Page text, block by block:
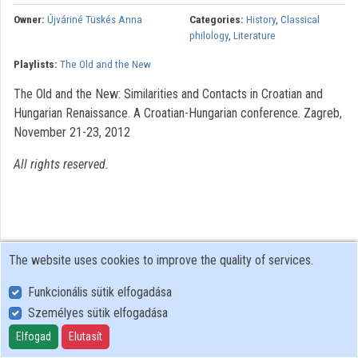
Contributors
Owner: Újváriné Tüskés Anna Categories: History, Classical
philology, Literature
Playlists: The Old and the New
The Old and the New: Similarities and Contacts in Croatian and
Hungarian Renaissance. A Croatian-Hungarian conference. Zagreb,
November 21-23, 2012
All rights reserved.
User Policy
Adatkezelési tájékoztató (en)
Cookie Policy
The website uses cookies to improve the quality of services.
Funkcionális sütik elfogadása
Személyes sütik elfogadása
Elfogad Elutasít